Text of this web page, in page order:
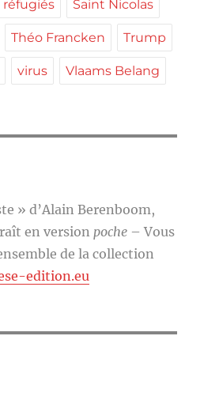
réfugiés Saint Nicolas
Théo Francken Trump
virus Vlaams Belang
» d’Alain Berenboom,
en version poche – Vous
de la collection
edition.eu